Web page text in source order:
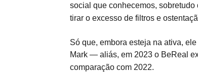
social que conhecemos,
tirar o excesso de filtros e
Só que, embora esteja na ativa,
Mark — aliás, em 2023 o BeReal
comparação com 2022.